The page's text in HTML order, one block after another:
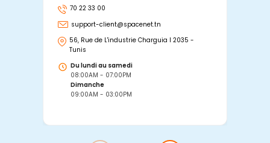
70 22 33 00
support-client@spacenet.tn
56, Rue de L'industrie Charguia I 2035 -
Tunis
Du lundi au samedi
08:00AM - 07:00PM
Dimanche
09:00AM - 03:00PM